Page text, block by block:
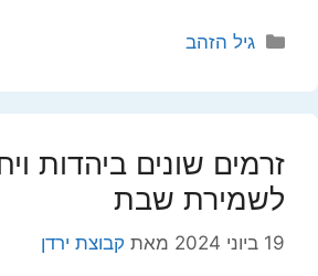
קטגוריות
גיל הזהב
זרמים שונים ביהדות
לשמירת שבת
19 ביוני 2024 מאת קבוצת ירדן